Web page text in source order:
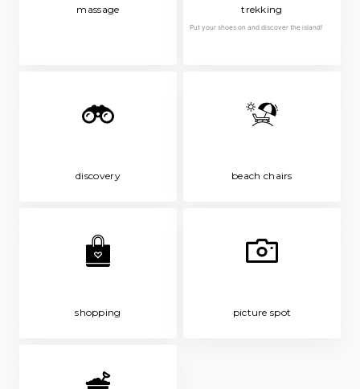
massage trekking
Put your shoes on and discover the island!
discovery beach chairs
shopping picture spot